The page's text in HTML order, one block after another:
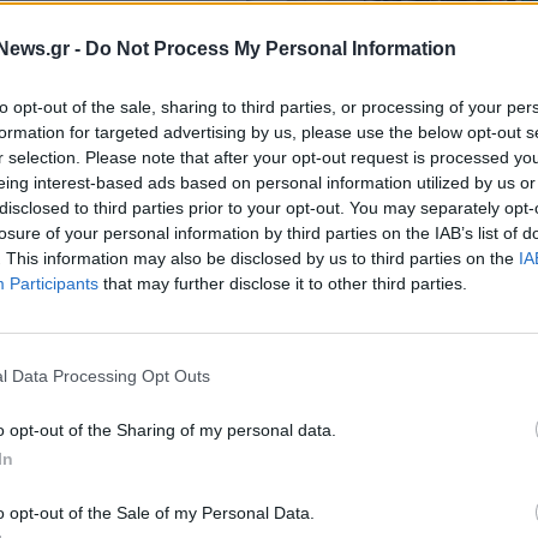
- Do Not Process My Personal Information
opt-out of the sale, sharing to third parties, or processing of your
for targeted advertising by us, please use the below opt-out
selection. Please note that after your opt-out request is processed
interest-based ads based on personal information utilized by us
to third parties prior to your opt-out. You may separately
of your personal information by third parties on the IAB’s list of
This information may also be disclosed by us to third parties on the
Participants that may further disclose it to other third parties.
Data Processing Opt Outs
opt-out of the Sharing of my personal data.
opt-out of the Sale of my Personal Data.
γάλακτος
ΔΕΛΤΑ: Εξαγόρασε τo 70% της
εταιρίας Κουρέλλας ΑΕ
15/05/2023 - 14:13
συνεργασίας στα logistics